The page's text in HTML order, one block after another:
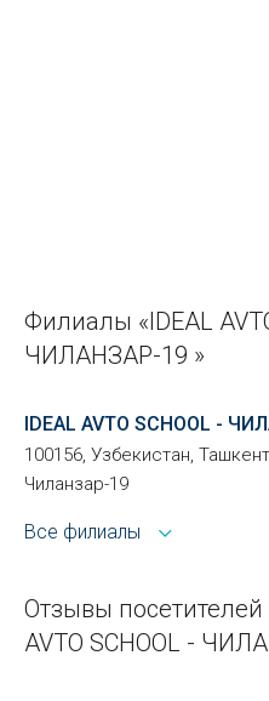
Филиалы «IDEAL
ЧИЛАНЗАР-19 »
IDEAL AVTO SCHOOL -
100156, Узбекистан,
Чиланзар-19
Все филиалы
Отзывы посетителей
AVTO SCHOOL -